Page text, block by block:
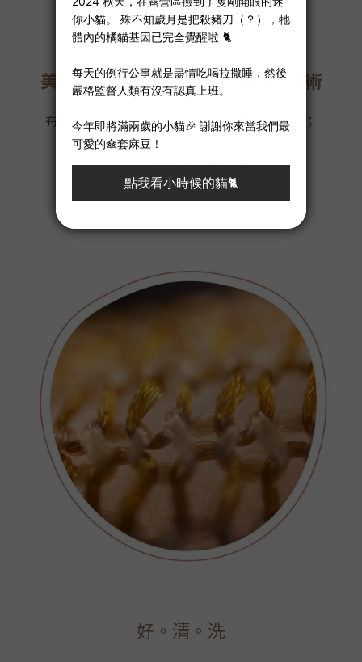
穿戴好放心
美國杜邦SILVADUR銅纖維抗菌技術
有效抑制常見的白色念珠菌＆金黃色葡萄球菌；
即便累積一天到晚上再清洗，
*經SGS檢驗達99.9%抗菌效果。
好。清。洗